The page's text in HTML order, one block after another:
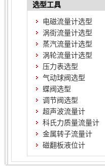
选型工具
电磁流量计选型
涡街流量计选型
蒸汽流量计选型
涡轮流量计选型
压力表选型
气动球阀选型
蝶阀选型
调节阀选型
超声波流量计
科氏力质量流量计
金属转子流量计
磁翻板液位计